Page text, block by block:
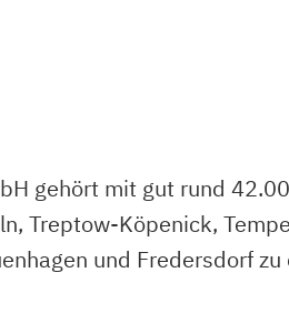
gehört mit gut rund
Treptow-Köpenick,
und Fredersdorf